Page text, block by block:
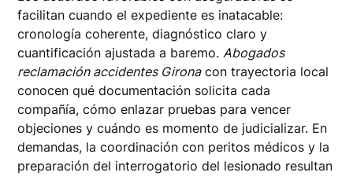
facilitan cuando el expediente es inatacable:
cronología coherente, diagnóstico claro y
cuantificación ajustada a baremo.Abogados
reclamación accidentes Gironacon trayectoria local
conocen qué documentación solicita cada
compañía, cómo enlazar pruebas para vencer
objeciones y cuándo es momento de judicializar. En
demandas, la coordinación con peritos médicos y la
preparación del interrogatorio del lesionado resultan